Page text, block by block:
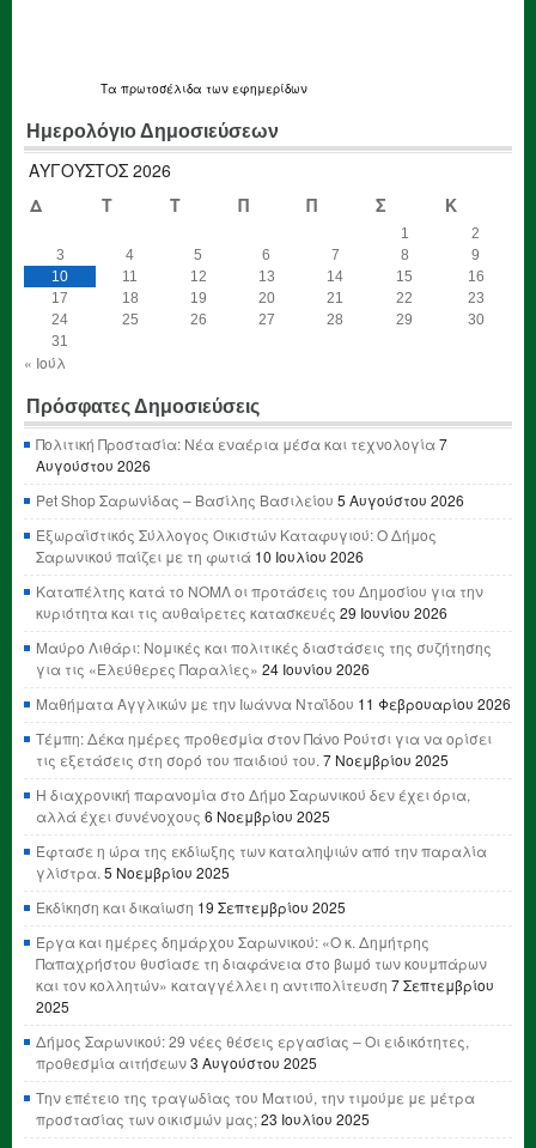
Τα πρωτοσέλιδα των εφημερίδων
Ημερολόγιο Δημοσιεύσεων
ΑΎΓΟΥΣΤΟΣ 2026
Δ
Τ Τ Π Π Σ Κ
1
2
3
4 5 6 7 8
9
10
11 12 13 14 15
16
17
18 19 20 21 22
23
24
25 26 27 28 29
30
31
« Ιούλ
Πρόσφατες Δημοσιεύσεις
Πολιτική Προστασία: Νέα εναέρια μέσα και τεχνολογία7
Αυγούστου 2026
Pet Shop Σαρωνίδας – Βασίλης Βασιλείου 5 Αυγούστου 2026
Εξωραϊστικός Σύλλογος Οικιστών Καταφυγιού: Ο Δήμος
Σαρωνικού παίζει με τη φωτιά 10 Ιουλίου 2026
Καταπέλτης κατά το ΝΟΜΛ οι προτάσεις του Δημοσίου για την
κυριότητα και τις αυθαίρετες κατασκευές 29 Ιουνίου 2026
Μαύρο Λιθάρι: Νομικές και πολιτικές διαστάσεις της συζήτησης
για τις «Ελεύθερες Παραλίες» 24 Ιουνίου 2026
Μαθήματα Αγγλικών με την Ιωάννα Νταΐδου 11 Φεβρουαρίου 2026
Τέμπη: Δέκα ημέρες προθεσμία στον Πάνο Ρούτσι για να ορίσει
τις εξετάσεις στη σορό του παιδιού του. 7 Νοεμβρίου 2025
Η διαχρονική παρανομία στο Δήμο Σαρωνικού δεν έχει όρια,
αλλά έχει συνένοχους 6 Νοεμβρίου 2025
Έφτασε η ώρα της εκδίωξης των καταληψιών από την παραλία
γλίστρα. 5 Νοεμβρίου 2025
Εκδίκηση και δικαίωση 19 Σεπτεμβρίου 2025
Έργα και ημέρες δημάρχου Σαρωνικού: «Ο κ. Δημήτρης
Παπαχρήστου θυσίασε τη διαφάνεια στο βωμό των κουμπάρων
και τον κολλητών» καταγγέλλει η αντιπολίτευση 7 Σεπτεμβρίου
2025
Δήμος Σαρωνικού: 29 νέες θέσεις εργασίας – Οι ειδικότητες,
προθεσμία αιτήσεων3 Αυγούστου 2025
Την επέτειο της τραγωδίας του Ματιού, την τιμούμε με μέτρα
προστασίας των οικισμών μας;23 Ιουλίου 2025